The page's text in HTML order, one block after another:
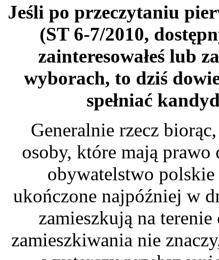
Jeśli po przeczytaniu
(ST 6-7/2010,
zainteresowałeś lub
wyborach, to dziś
spełniać
Generalnie rzecz
osoby, które mają prawo
obywatelstwo
ukończone najpóźniej w
zamieszkują na
zamieszkiwania nie